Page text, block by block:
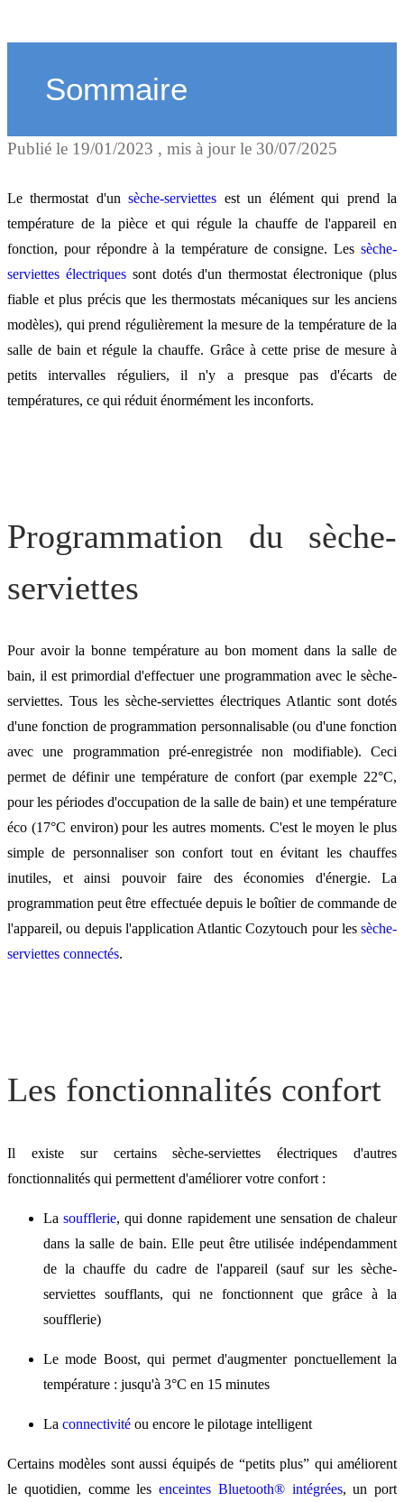
Sommaire
Programmation du sèche-
serviettes
Les fonctionnalités
Confort salle de bains :
n'oubliez pas la VMC !
Publié le 19/01/2023 , mis à jour le 30/07/2025
Le thermostat d'unsèche-serviettes est un élément qui prend la
température de la pièce et qui régule la chauffe de l'appareil en
fonction, pour répondre à la température de consigne. Les sèche-
serviettes électriquessont dotés d'un thermostat électronique (plus
fiable et plus précis que les thermostats mécaniques sur les anciens
modèles), qui prend régulièrement la mesure de la température de la
salle de bain et régule la chauffe. Grâce à cette prise de mesure à
petits intervalles réguliers, il n'y a presque pas d'écarts de
températures, ce qui réduit énormément les inconforts.
Programmation du sèche-
serviettes
Pour avoir la bonne température au bon moment dans la salle de
bain, il est primordial d'effectuer une programmation avec le sèche-
serviettes. Tous les sèche-serviettes électriques Atlantic sont dotés
d'une fonction de programmation personnalisable (ou d'une fonction
avec une programmation pré-enregistrée non modifiable). Ceci
permet de définir une température de confort (par exemple 22°C,
pour les périodes d'occupation de la salle de bain) et une température
éco (17°C environ) pour les autres moments. C'est le moyen le plus
simple de personnaliser son confort tout en évitant les chauffes
inutiles, et ainsi pouvoir faire des économies d'énergie. La
programmation peut être effectuée depuis le boîtier de commande de
l'appareil, ou depuis l'application Atlantic Cozytouch pour les sèche-
serviettes connectés.
Les fonctionnalités confort
Il existe sur certains sèche-serviettes électriques d'autres
fonctionnalités qui permettent d'améliorer votre confort :
Lasoufflerie, qui donne rapidement une sensation de chaleur
dans la salle de bain. Elle peut être utilisée indépendamment
de la chauffe du cadre de l'appareil (sauf sur les sèche-
serviettes soufflants, qui ne fonctionnent que grâce à la
soufflerie)
Le mode Boost, qui permet d'augmenter ponctuellement la
température : jusqu'à 3°C en 15 minutes
La connectivité ou encore le pilotage intelligent
Certains modèles sont aussi équipés de “petits plus” qui améliorent
le quotidien, comme les enceintes Bluetooth®intégrées, un port